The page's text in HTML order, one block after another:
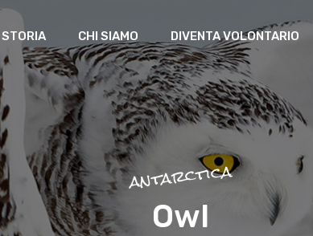
CHI SIAMO DIVENTA VOLONTARIO
antarctica
Owl